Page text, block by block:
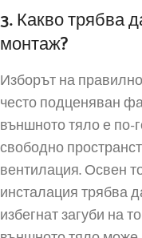
3. Какво трябва
монтаж?
Изборът на
често подценяван
външното тяло е
свободно
вентилация. Освен
инсталация трябва
избегнат загуби на